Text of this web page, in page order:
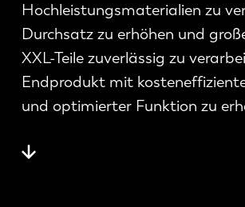
Hochleistungsmaterialien zu
Durchsatz zu erhöhen und
XXL-Teile zuverlässig zu
Endprodukt mit
und optimierter Funktion zu
News
LVD entdecken
Erfolgsgeschichten
Events
Ressourcencenter
Branchen & Lösungen